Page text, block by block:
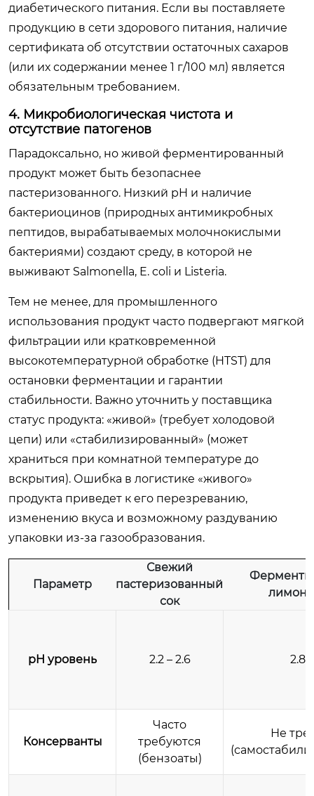
диабетического питания. Если вы поставляете
продукцию в сети здорового питания, наличие
сертификата об отсутствии остаточных сахаров
(или их содержании менее 1 г/100 мл) является
обязательным требованием.
4. Микробиологическая чистота и
отсутствие патогенов
Парадоксально, но живой ферментированный
продукт может быть безопаснее
пастеризованного. Низкий pH и наличие
бактериоцинов (природных антимикробных
пептидов, вырабатываемых молочнокислыми
бактериями) создают среду, в которой не
выживают Salmonella, E. coli и Listeria.
Тем не менее, для промышленного
использования продукт часто подвергают мягкой
фильтрации или кратковременной
высокотемпературной обработке (HTST) для
остановки ферментации и гарантии
стабильности. Важно уточнить у поставщика
статус продукта: «живой» (требует холодовой
цепи) или «стабилизированный» (может
храниться при комнатной температуре до
вскрытия). Ошибка в логистике «живого»
продукта приведет к его перезреванию,
изменению вкуса и возможному раздуванию
упаковки из-за газообразования.
Параметр
Свежий
пастеризованный
сок
pH уровень 2.2 – 2.6 2.8
Консерванты
Часто
требуются
(бензоаты)
Не